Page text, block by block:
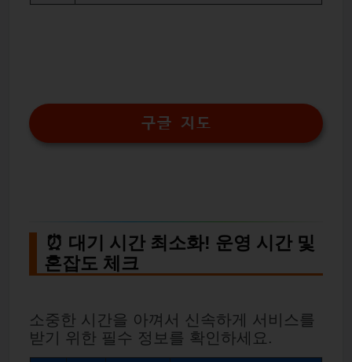
구글 지도
⏰ 대기 시간 최소화! 운영 시간 및
혼잡도 체크
소중한 시간을 아껴서 신속하게 서비스를
받기 위한 필수 정보를 확인하세요.